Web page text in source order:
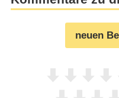
neuen